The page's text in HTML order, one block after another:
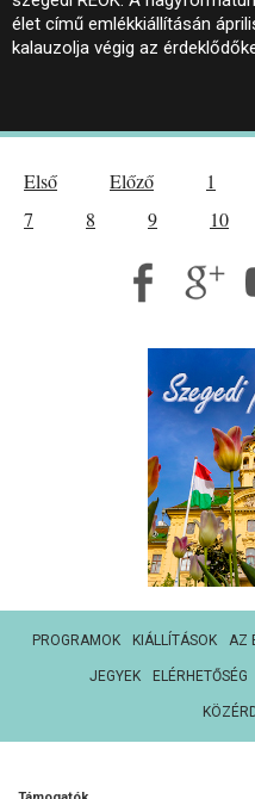
élet című emlékkiállításán
kalauzolja végig az
Első Előző 1
7
8 9 10
PROGRAMOK KIÁLLÍTÁSOK AZ
JEGYEK ELÉRHETŐSÉG